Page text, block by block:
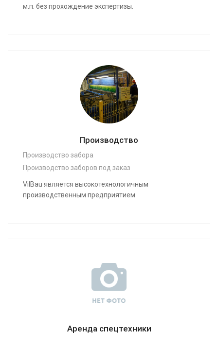
м.п. без прохождение экспертизы.
Производство
Производство забора
Производство заборов под заказ
VilBau является высокотехнологичным
производственным предприятием
Аренда спецтехники